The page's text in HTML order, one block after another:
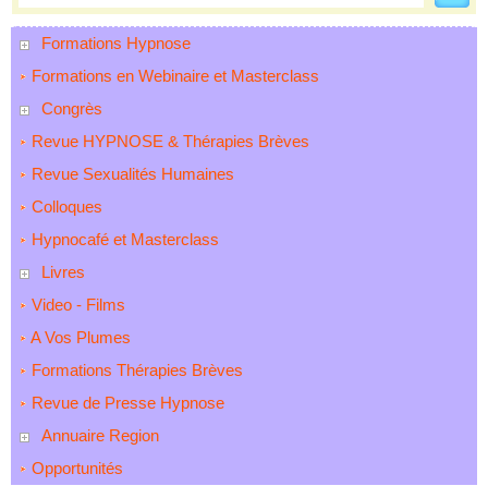
Formations Hypnose
Formations en Webinaire et Masterclass
Congrès
Revue HYPNOSE & Thérapies Brèves
Revue Sexualités Humaines
Colloques
Hypnocafé et Masterclass
Livres
Video - Films
A Vos Plumes
Formations Thérapies Brèves
Revue de Presse Hypnose
Annuaire Region
Opportunités